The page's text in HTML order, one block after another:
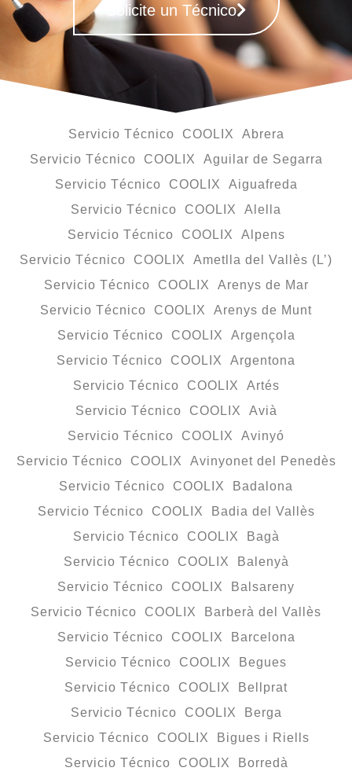
Solicite un Técnico
Servicio Técnico COOLIX Abrera
Servicio Técnico COOLIX Aguilar de Segarra
Servicio Técnico COOLIX Aiguafreda
Servicio Técnico COOLIX Alella
Servicio Técnico COOLIX Alpens
Servicio Técnico COOLIX Ametlla del Vallès (L’)
Servicio Técnico COOLIX Arenys de Mar
Servicio Técnico COOLIX Arenys de Munt
Servicio Técnico COOLIX Argençola
Servicio Técnico COOLIX Argentona
Servicio Técnico COOLIX Artés
Servicio Técnico COOLIX Avià
Servicio Técnico COOLIX Avinyó
Servicio Técnico COOLIX Avinyonet del Penedès
Servicio Técnico COOLIX Badalona
Servicio Técnico COOLIX Badia del Vallès
Servicio Técnico COOLIX Bagà
Servicio Técnico COOLIX Balenyà
Servicio Técnico COOLIX Balsareny
Servicio Técnico COOLIX Barberà del Vallès
Servicio Técnico COOLIX Barcelona
Servicio Técnico COOLIX Begues
Servicio Técnico COOLIX Bellprat
Servicio Técnico COOLIX Berga
Servicio Técnico COOLIX Bigues i Riells
Servicio Técnico COOLIX Borredà